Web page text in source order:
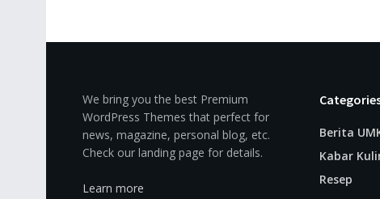
We bring you the best Premium
WordPress Themes that perfect for
news, magazine, personal blog, etc.
Check our landing page for details.
Learn more
Berita
Kabar
Resep